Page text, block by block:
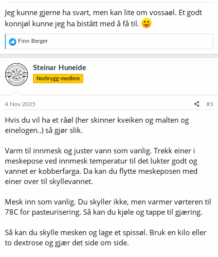
:
Jeg kunne gjerne ha svart, men kan lite om vossaøl. Et godt
konnjøl kunne jeg ha bistått med å få til.
R
e
a
k
s
j
o
e
:
Finn Berger
Steinar Huneide
Norbrygg-medlem
4 Nov 2025 #3
Hvis du vil ha et råøl (her skinner kveiken og malten og
einelogen..) så gjør slik.
Varm til innmesk og juster vann som vanlig. Trekk einer i
meskepose ved innmesk temperatur til det lukter godt og
vannet er kobberfarga. Da kan du flytte meskeposen med
einer over til skyllevannet.
Mesk inn som vanlig. Du skyller ikke, men varmer vørteren til
78C for pasteurisering. Så kan du kjøle og tappe til gjæring.
Så kan du skylle mesken og lage et spissøl. Bruk en kilo eller
to dextrose og gjær det side om side.